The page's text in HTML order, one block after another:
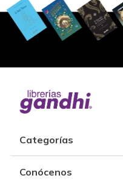
Categorías
Conócenos